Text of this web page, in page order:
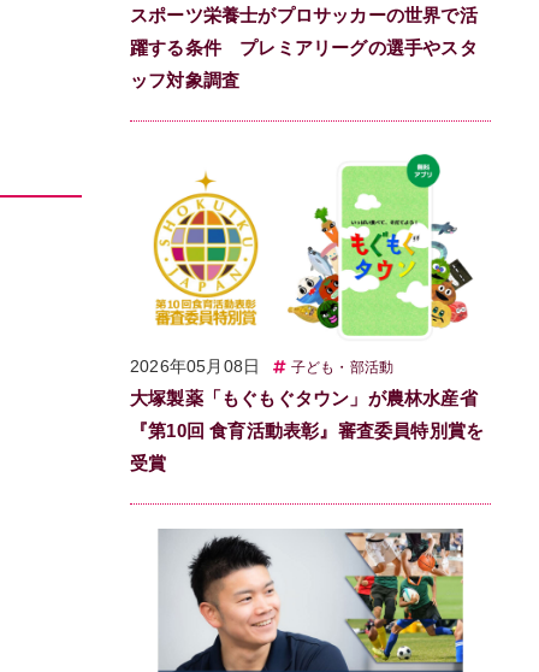
スポーツ栄養士がプロサッカーの世界で活
躍する条件 プレミアリーグの選手やスタ
ッフ対象調査
2026年05月08日 子ども・部活動
大塚製薬「もぐもぐタウン」が農林水産省
『第10回 食育活動表彰』審査委員特別賞を
受賞